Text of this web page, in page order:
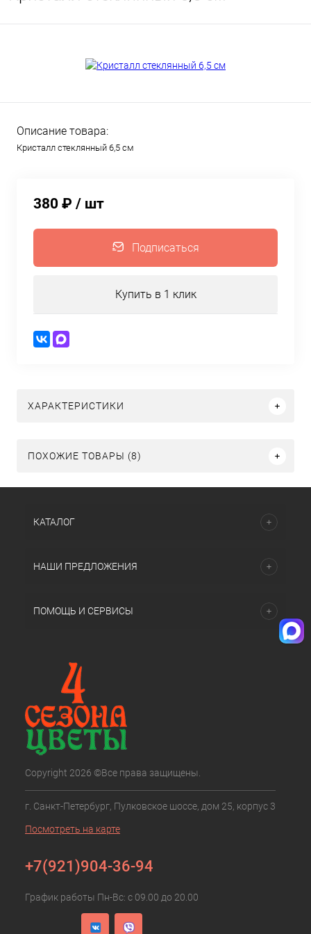
Описание товара:
Кристалл стеклянный 6,5 см
380 ₽ / шт
Подписаться
Купить в 1 клик
ХАРАКТЕРИСТИКИ
ПОХОЖИЕ ТОВАРЫ (8)
КАТАЛОГ
НАШИ ПРЕДЛОЖЕНИЯ
ПОМОЩЬ И СЕРВИСЫ
Copyright 2026 ©Все права защищены.
г. Санкт-Петербург, Пулковское шоссе, дом 25, корпус 3
Посмотреть на карте
+7(921)904-36-94
График работы Пн-Вс: с 09.00 до 20.00